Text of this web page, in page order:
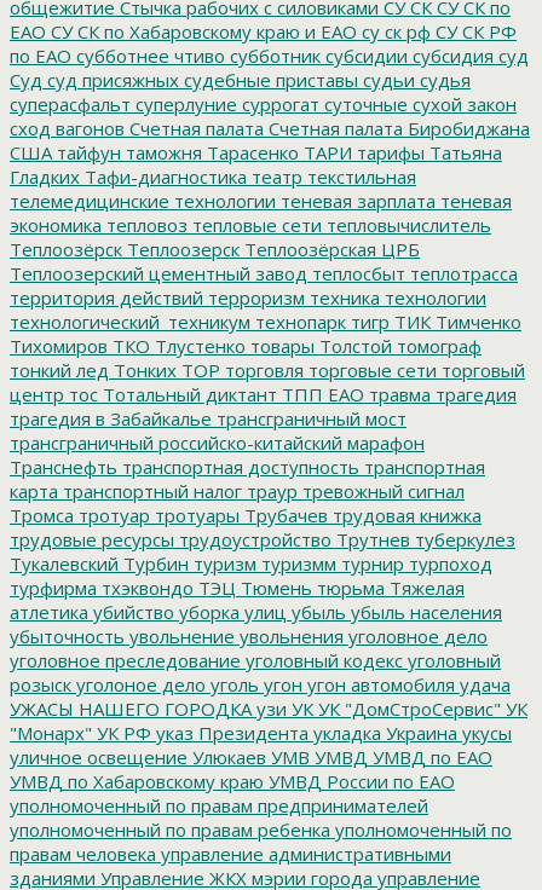
общежитие Стычка рабочих с силовиками СУ СК СУ СК по
ЕАО СУ СК по Хабаровскому краю и ЕАО су ск рф СУ СК РФ
по ЕАО субботнее чтиво субботник субсидии субсидия суд
Суд суд присяжных судебные приставы судьи судья
суперасфальт суперлуние суррогат суточные сухой закон
сход вагонов Счетная палата Счетная палата Биробиджана
США тайфун таможня Тарасенко ТАРИ тарифы Татьяна
Гладких Тафи-диагностика театр текстильная
телемедицинские технологии теневая зарплата теневая
экономика тепловоз тепловые сети тепловычислитель
Теплоозёрск Теплоозерск Теплоозёрская ЦРБ
Теплоозерский цементный завод теплосбыт теплотрасса
территория действий терроризм техника технологии
технологический_техникум технопарк тигр ТИК Тимченко
Тихомиров ТКО Тлустенко товары Толстой томограф
тонкий лед Тонких ТОР торговля торговые сети торговый
центр тос Тотальный диктант ТПП ЕАО травма трагедия
трагедия в Забайкалье трансграничный мост
трансграничный российско-китайский марафон
Транснефть транспортная доступность транспортная
карта транспортный налог траур тревожный сигнал
Тромса тротуар тротуары Трубачев трудовая книжка
трудовые ресурсы трудоустройство Трутнев туберкулез
Тукалевский Турбин туризм туризмм турнир турпоход
турфирма тхэквондо ТЭЦ Тюмень тюрьма Тяжелая
атлетика убийство уборка улиц убыль убыль населения
убыточность увольнение увольнения уголовное дело
уголовное преследование уголовный кодекс уголовный
розыск уголоное дело уголь угон угон автомобиля удача
УЖАСЫ НАШЕГО ГОРОДКА узи УК УК "ДомСтроСервис" УК
"Монарх" УК РФ указ Президента укладка Украина укусы
уличное освещение Улюкаев УМВ УМВД УМВД по ЕАО
УМВД по Хабаровскому краю УМВД России по ЕАО
уполномоченный по правам предпринимателей
уполномоченный по правам ребенка уполномоченный по
правам человека управление административными
зданиями Управление ЖКХ мэрии города управление